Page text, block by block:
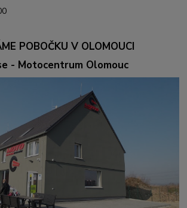
POBOČKU V OLOMOUCI
- Motocentrum Olomouc